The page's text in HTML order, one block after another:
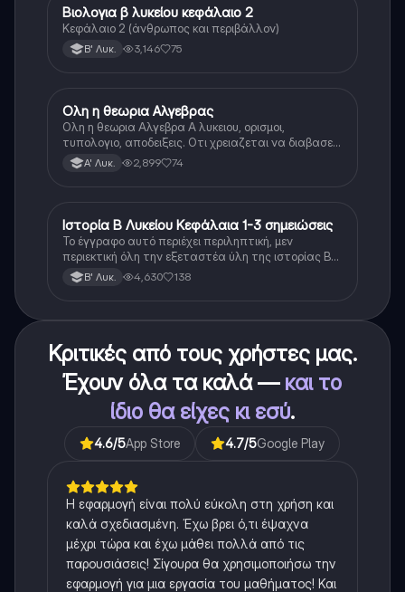
Βιολογία
Βιολογια β λυκείου κεφάλαιο 2
Κεφάλαιο 2 (άνθρωπος και περιβάλλον)
Β' Λυκ. 3,146 75
Μαθηματικά
Ολη η θεωρια Αλγεβρας
Ολη η θεωρια Αλγεβρα Α λυκειου, ορισμοι,
τυπολογιο, αποδειξεις. Οτι χρειαζεται να διαβασεις
για το θεωρητικο κομματι της αλγεβρας.
Α' Λυκ. 2,899 74
Ιστορία
Ιστορία Β Λυκείου Κεφάλαια 1-3 σημειώσεις
Το έγγραφο αυτό περιέχει περιληπτική, μεν
περιεκτική όλη την εξεταστέα ύλη της ιστορίας Β
λυκείου για τα πρώτα 3 Κεφάλαια, δηλαδή την
μισή ύλη. Το έγγραφο έχει γραφτεί με προσοχή και
Β' Λυκ. 4,630 138
Κριτικές από τους χρήστες μας.
Έχουν όλα τα καλά — και το
ίδιο θα είχες κι εσύ.
4.6/5App Store 4.7/5Google Play
Η εφαρμογή είναι πολύ εύκολη στη χρήση και
καλά σχεδιασμένη. Έχω βρει ό,τι έψαχνα
μέχρι τώρα και έχω μάθει πολλά από τις
παρουσιάσεις! Σίγουρα θα χρησιμοποιήσω την
εφαρμογή για μια εργασία του μαθήματος! Και